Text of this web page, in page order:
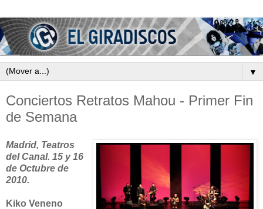
▼
Conciertos Retratos Mahou - Primer Fin
de Semana
Madrid, Teatros
del Canal. 15 y 16
de Octubre de
2010.
Kiko Veneno